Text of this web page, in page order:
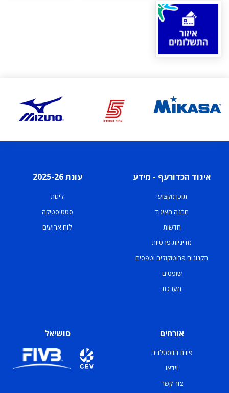
איגוד הכדורעף - מידע
תוכן מקצועי
מבנה האיגוד
חדשות
מדיניות פרטיות
תקנונים פרוטוקולים וטפסים
שופטים
מערכת
עונת 2025-26
ליגות
סטטיסטיקה
לוח ארועים
אורחים
פינת הווסטלגיה
וידאו
צור קשר
סושיאל